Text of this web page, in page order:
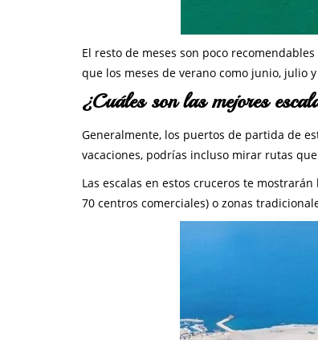
El resto de meses son poco
que los meses de verano como junio, julio
¿Cuáles son las mejores
Generalmente, los puertos de partida de
vacaciones, podrías incluso mirar rutas
Las escalas en estos cruceros te mostrarán
70 centros comerciales) o zonas